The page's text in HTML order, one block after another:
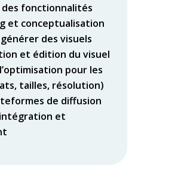
des fonctionnalités
et conceptualisation
des visuels
et édition du visuel
pour les
tailles, résolution)
de diffusion
et